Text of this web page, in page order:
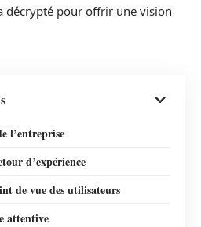
décrypté pour offrir une vision
l’entreprise
d’expérience
de vue des utilisateurs
attentive